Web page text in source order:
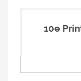
10e